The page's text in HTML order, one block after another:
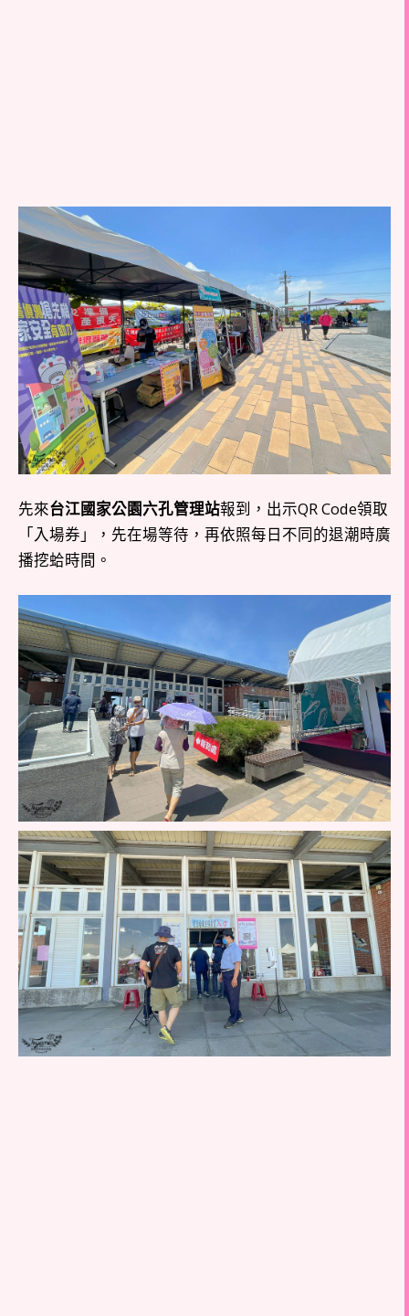
先來台江國家公園六孔管理站報到，出示QR Code領取
「入場券」，先在場等待，再依照每日不同的退潮時廣
播挖蛤時間。